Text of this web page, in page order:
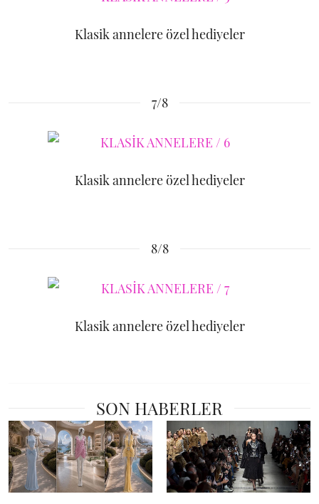
Klasik annelere özel hediyeler
7/8
Klasik annelere özel hediyeler
8/8
Klasik annelere özel hediyeler
SON HABERLER